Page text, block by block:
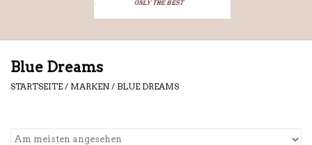
Blue Dreams
STARTSEITE / MARKEN / BLUE DREAMS